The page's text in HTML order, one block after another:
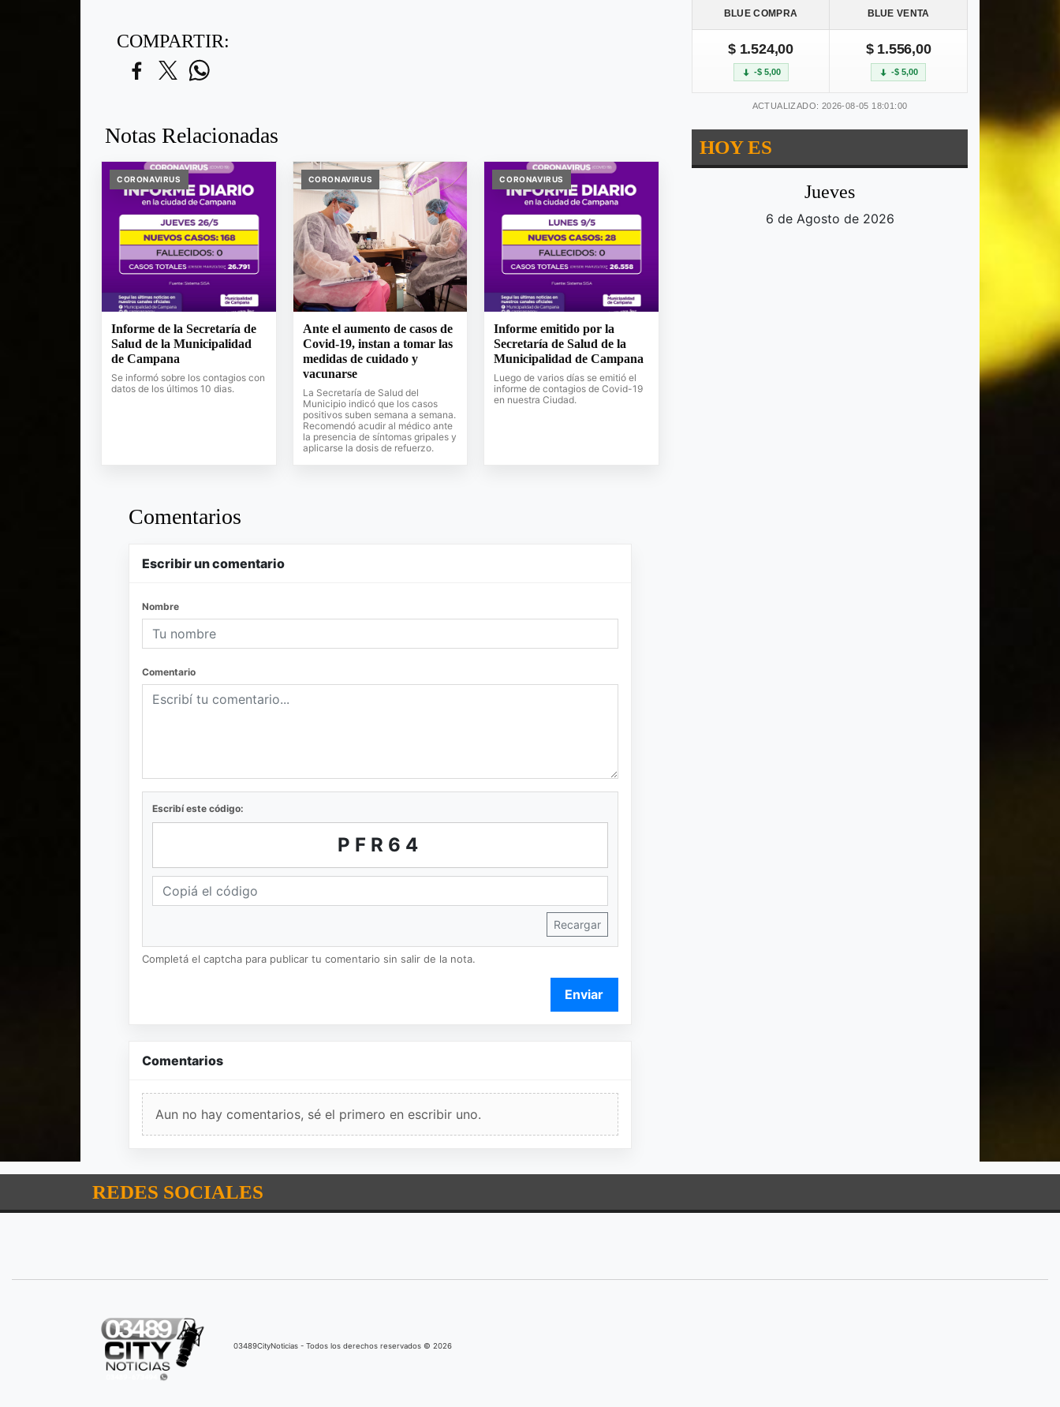
COMPARTIR:
Notas Relacionadas
CORONAVIRUS
Informe de la Secretaría de
Salud de la Municipalidad
de Campana
Se informó sobre los contagios con
datos de los últimos 10 dias.
CORONAVIRUS
Ante el aumento de casos de
Covid-19, instan a tomar las
medidas de cuidado y
vacunarse
La Secretaría de Salud del
Municipio indicó que los casos
positivos suben semana a semana.
Recomendó acudir al médico ante
la presencia de síntomas gripales y
aplicarse la dosis de refuerzo.
CORONAVIRUS
Informe emitido por la
Secretaría de Salud de la
Municipalidad de Campana
Luego de varios días se emitió el
informe de contagios de Covid-19
en nuestra Ciudad.
Comentarios
Escribir un comentario
Nombre
Comentario
Escribí este código:
PFR64
Recargar
Completá el captcha para publicar tu comentario sin salir de la nota.
Enviar
Comentarios
Aun no hay comentarios, sé el primero en escribir uno.
BLUE COMPRA BLUE VENTA
$ 1.524,00
-$ 5,00
$ 1.556,00
-$ 5,00
ACTUALIZADO: 2026-08-05 18:01:00
HOY ES
Jueves
6 de Agosto de 2026
REDES SOCIALES
03489CityNoticias - Todos los derechos reservados © 2026